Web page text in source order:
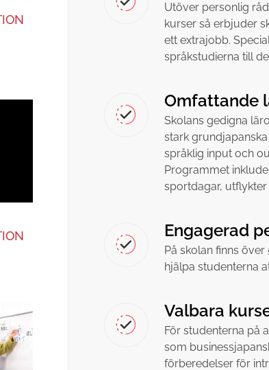
Utöver personlig
kurser så erbjuder
ett extrajobb.
språkstudierna till
Omfattande
Skolans gedigna
stark
språklig input och
Programmet
sportdagar,
Engagerad
På skolan finns
hjälpa studenterna
Valbara
För studenterna på
som
förberedelser för